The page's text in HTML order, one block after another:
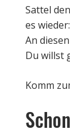
Sattel
es wieder:
An
Du willst
Komm